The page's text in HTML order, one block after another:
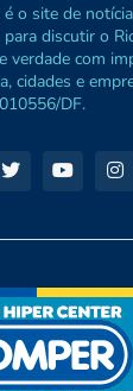
o site de
discutir o
verdade com
cidades e
DF.